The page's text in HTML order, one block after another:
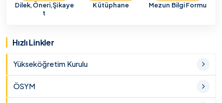
Dilek,Öneri,Şikaye
t
Kütüphane Mezun Bilgi Formu
Hızlı Linkler
Yükseköğretim Kurulu
ÖSYM